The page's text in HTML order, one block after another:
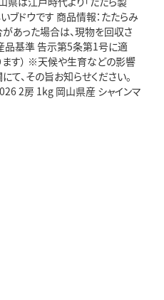
ブドウです 商品情報：たたらみ
あった場合は、現物を回収さ
品基準 告示第5条第1号に適
ます） ※天候や生育などの影響
、その旨お知らせください。
2房 1kg 岡山県産 シャインマ